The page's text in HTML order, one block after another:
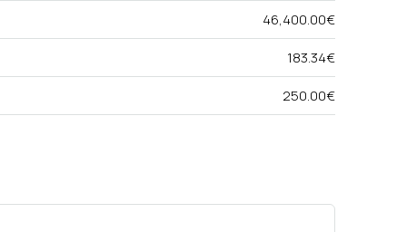
46,400.00€
183.34€
250.00€